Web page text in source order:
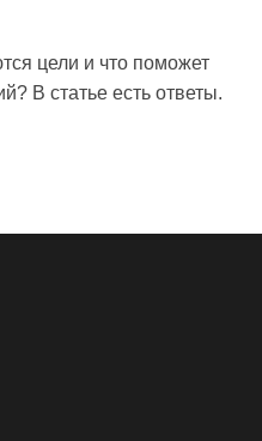
цели и что поможет
В статье есть ответы.